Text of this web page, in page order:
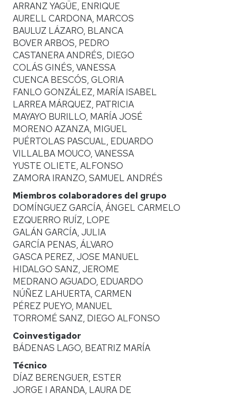
ARRANZ YAGÜE, ENRIQUE
AURELL CARDONA, MARCOS
BAULUZ LÁZARO, BLANCA
BOVER ARBOS, PEDRO
CASTANERA ANDRÉS, DIEGO
COLÁS GINÉS, VANESSA
CUENCA BESCÓS, GLORIA
FANLO GONZÁLEZ, MARÍA ISABEL
LARREA MÁRQUEZ, PATRICIA
MAYAYO BURILLO, MARÍA JOSÉ
MORENO AZANZA, MIGUEL
PUÉRTOLAS PASCUAL, EDUARDO
VILLALBA MOUCO, VANESSA
YUSTE OLIETE, ALFONSO
ZAMORA IRANZO, SAMUEL ANDRÉS
Miembros colaboradores del grupo
DOMÍNGUEZ GARCÍA, ÁNGEL CARMELO
EZQUERRO RUÍZ, LOPE
GALÁN GARCÍA, JULIA
GARCÍA PENAS, ÁLVARO
GASCA PEREZ, JOSE MANUEL
HIDALGO SANZ, JEROME
MEDRANO AGUADO, EDUARDO
NÚÑEZ LAHUERTA, CARMEN
PÉREZ PUEYO, MANUEL
TORROMÉ SANZ, DIEGO ALFONSO
Coinvestigador
BÁDENAS LAGO, BEATRIZ MARÍA
Técnico
DÍAZ BERENGUER, ESTER
JORGE I ARANDA, LAURA DE